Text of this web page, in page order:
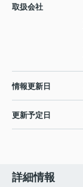
取扱会社
情報更新日
更新予定日
詳細情報